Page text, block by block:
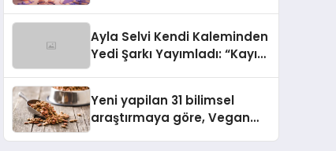
Ayla Selvi Kendi Kaleminden
Yedi Şarkı Yayımladı: “Kayıp
Yeni yapilan 31 bilimsel
araştırmaya göre, Vegan